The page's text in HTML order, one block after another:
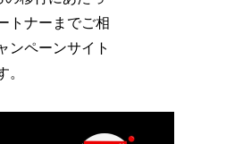
トナーまでご相
ンペーンサイト
。